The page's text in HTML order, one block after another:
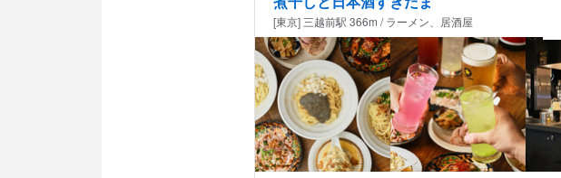
[東京] 三越前駅 366m / ラーメン、居酒屋